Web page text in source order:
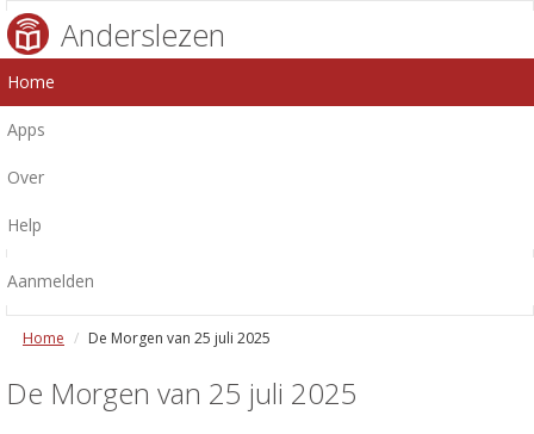
Anderslezen
Home
Apps
Over
Help
Aanmelden
Home De Morgen van 25 juli 2025
De Morgen van 25 juli 2025